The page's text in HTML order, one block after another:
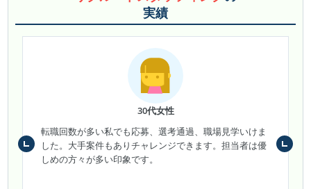
実績
30代女性
転職回数が多い私でも応募、選考通過、職場見学いけま
した。大手案件もありチャレンジできます。担当者は優
しめの方々が多い印象です。